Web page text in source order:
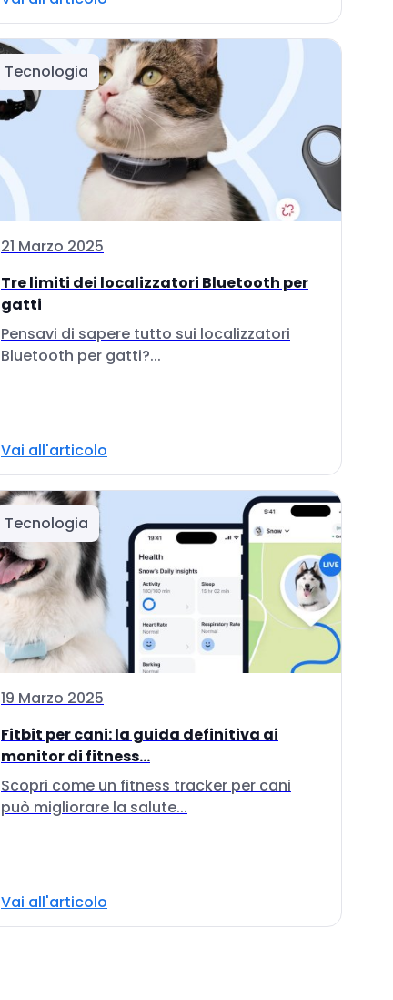
Tecnologia
21 Marzo 2025
Tre limiti dei localizzatori Bluetooth per
gatti
Pensavi di sapere tutto sui localizzatori
Bluetooth per gatti?...
Vai all'articolo
Tecnologia
19 Marzo 2025
Fitbit per cani: la guida definitiva ai
monitor di fitness...
Scopri come un fitness tracker per cani
può migliorare la salute...
Vai all'articolo